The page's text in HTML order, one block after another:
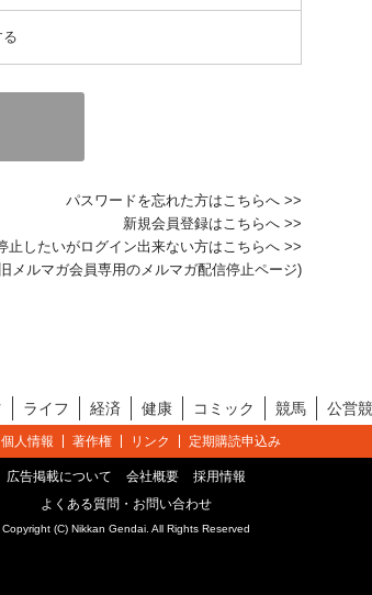
パスワードを忘れた方はこちらへ >>
新規会員登録はこちらへ >>
止したいがログイン出来ない方はこちらへ >>
メルマガ会員専用のメルマガ配信停止ページ)
ライフ 経済 健康 コミック 競馬 公営
個人情報 著作権 リンク 定期購読申込み
広告掲載について 会社概要
採用情報
よくある質問・お問い合わせ
Copyright (C) Nikkan Gendai. All Rights Reserved